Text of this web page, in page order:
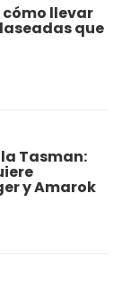
llevar
que
Tasman:
y Amarok